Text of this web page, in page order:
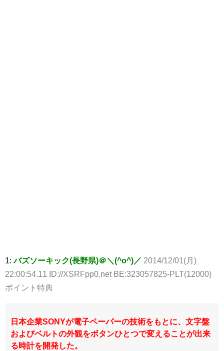
1:バズソーキック(長野県)＠＼(^o^)／ 2014/12/01(月)
22:00:54.11 ID://XSRFpp0.net BE:323057825-PLT(12000)
ポイント特典
日本企業SONYが電子ペーパーの技術をもとに、文字盤
およびベルトの外観をボタンひとつで変えることが出来
る時計を開発した。